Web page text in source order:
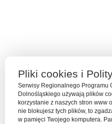
Serwis współfinansowany ze
Europejskiej w ramach Programu
2014-2020
Pliki cookies i
Serwisy Regionalnego Programu
Dolnośląskiego używają plików
korzystanie z naszych stron www
nie blokujesz tych plików, to
w pamięci Twojego komputera.